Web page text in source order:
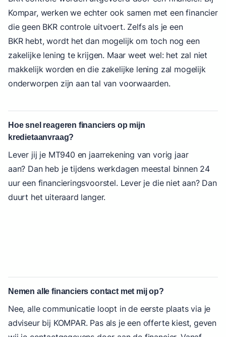
Kompar, werken we echter ook samen met een financier
die geen BKR controle uitvoert. Zelfs als je een
BKR hebt, wordt het dan mogelijk om toch nog een
zakelijke lening te krijgen. Maar weet wel: het zal niet
makkelijk worden en die zakelijke lening zal mogelijk
onderworpen zijn aan tal van voorwaarden.
Hoe snel reageren financiers op mijn
kredietaanvraag?
Lever jij je MT940 en jaarrekening van vorig jaar
aan? Dan heb je tijdens werkdagen meestal binnen 24
uur een financieringsvoorstel. Lever je die niet aan? Dan
duurt het uiteraard langer.
Nemen alle financiers contact met mij op?
Nee, alle communicatie loopt in de eerste plaats via je
adviseur bij KOMPAR. Pas als je een offerte kiest, geven